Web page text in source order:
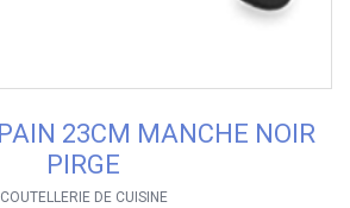
23CM MANCHE NOIR
PIRGE
COUTELLERIE DE CUISINE